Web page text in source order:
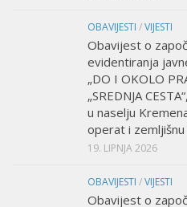
OBAVIJESTI /VIJESTI
Obavijest o
evidentiranja
„DO I OKOLO
„SREDNJA
u naselju
operat i zemljišnu
19. LIPNJA 2026
OBAVIJESTI /VIJESTI
Obavijest o